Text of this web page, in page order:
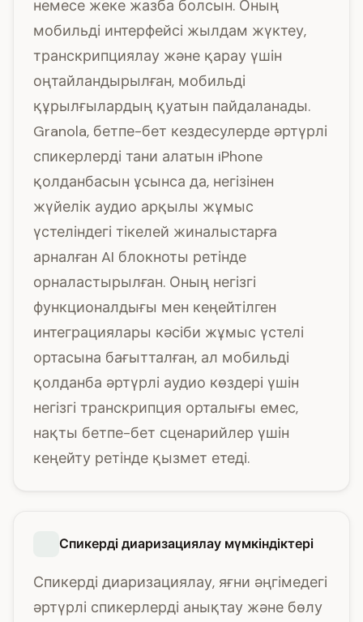
немесе жеке жазба болсын. Оның
мобильді интерфейсі жылдам жүктеу,
транскрипциялау және қарау үшін
оңтайландырылған, мобильді
құрылғылардың қуатын пайдаланады.
Granola, бетпе-бет кездесулерде әртүрлі
спикерлерді тани алатын iPhone
қолданбасын ұсынса да, негізінен
жүйелік аудио арқылы жұмыс
үстеліндегі тікелей жиналыстарға
арналған AI блокноты ретінде
орналастырылған. Оның негізгі
функционалдығы мен кеңейтілген
интеграциялары кәсіби жұмыс үстелі
ортасына бағытталған, ал мобильді
қолданба әртүрлі аудио көздері үшін
негізгі транскрипция орталығы емес,
нақты бетпе-бет сценарийлер үшін
кеңейту ретінде қызмет етеді.
Спикерді диаризациялау мүмкіндіктері
Спикерді диаризациялау, яғни әңгімедегі
әртүрлі спикерлерді анықтау және бөлу